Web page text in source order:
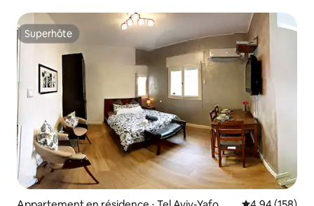
Superhôte
Superhôte